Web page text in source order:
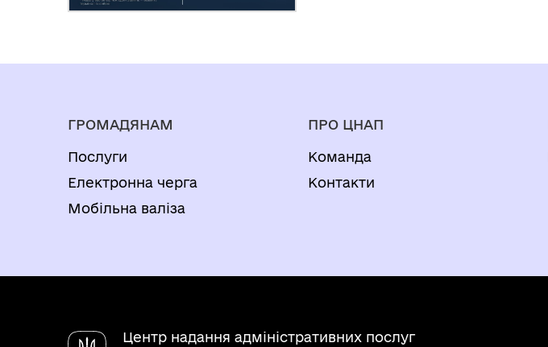
ГРОМАДЯНАМ
Послуги
Електронна черга
Мобільна валіза
ПРО ЦНАП
Команда
Контакти
Центр надання адміністративних послуг